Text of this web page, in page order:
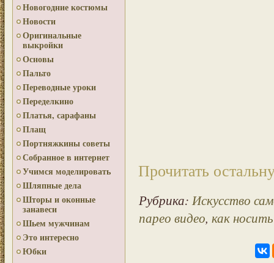
Новогодние костюмы
Новости
Оригинальные
выкройки
Основы
Пальто
Переводные уроки
Переделкино
Платья, сарафаны
Плащ
Портняжкины советы
Собранное в интернет
Учимся моделировать
Шляпные дела
Шторы и оконные
занавеси
Шьем мужчинам
Это интересно
Юбки
Прочитать
Рубрика: Искусство
парео видео, как